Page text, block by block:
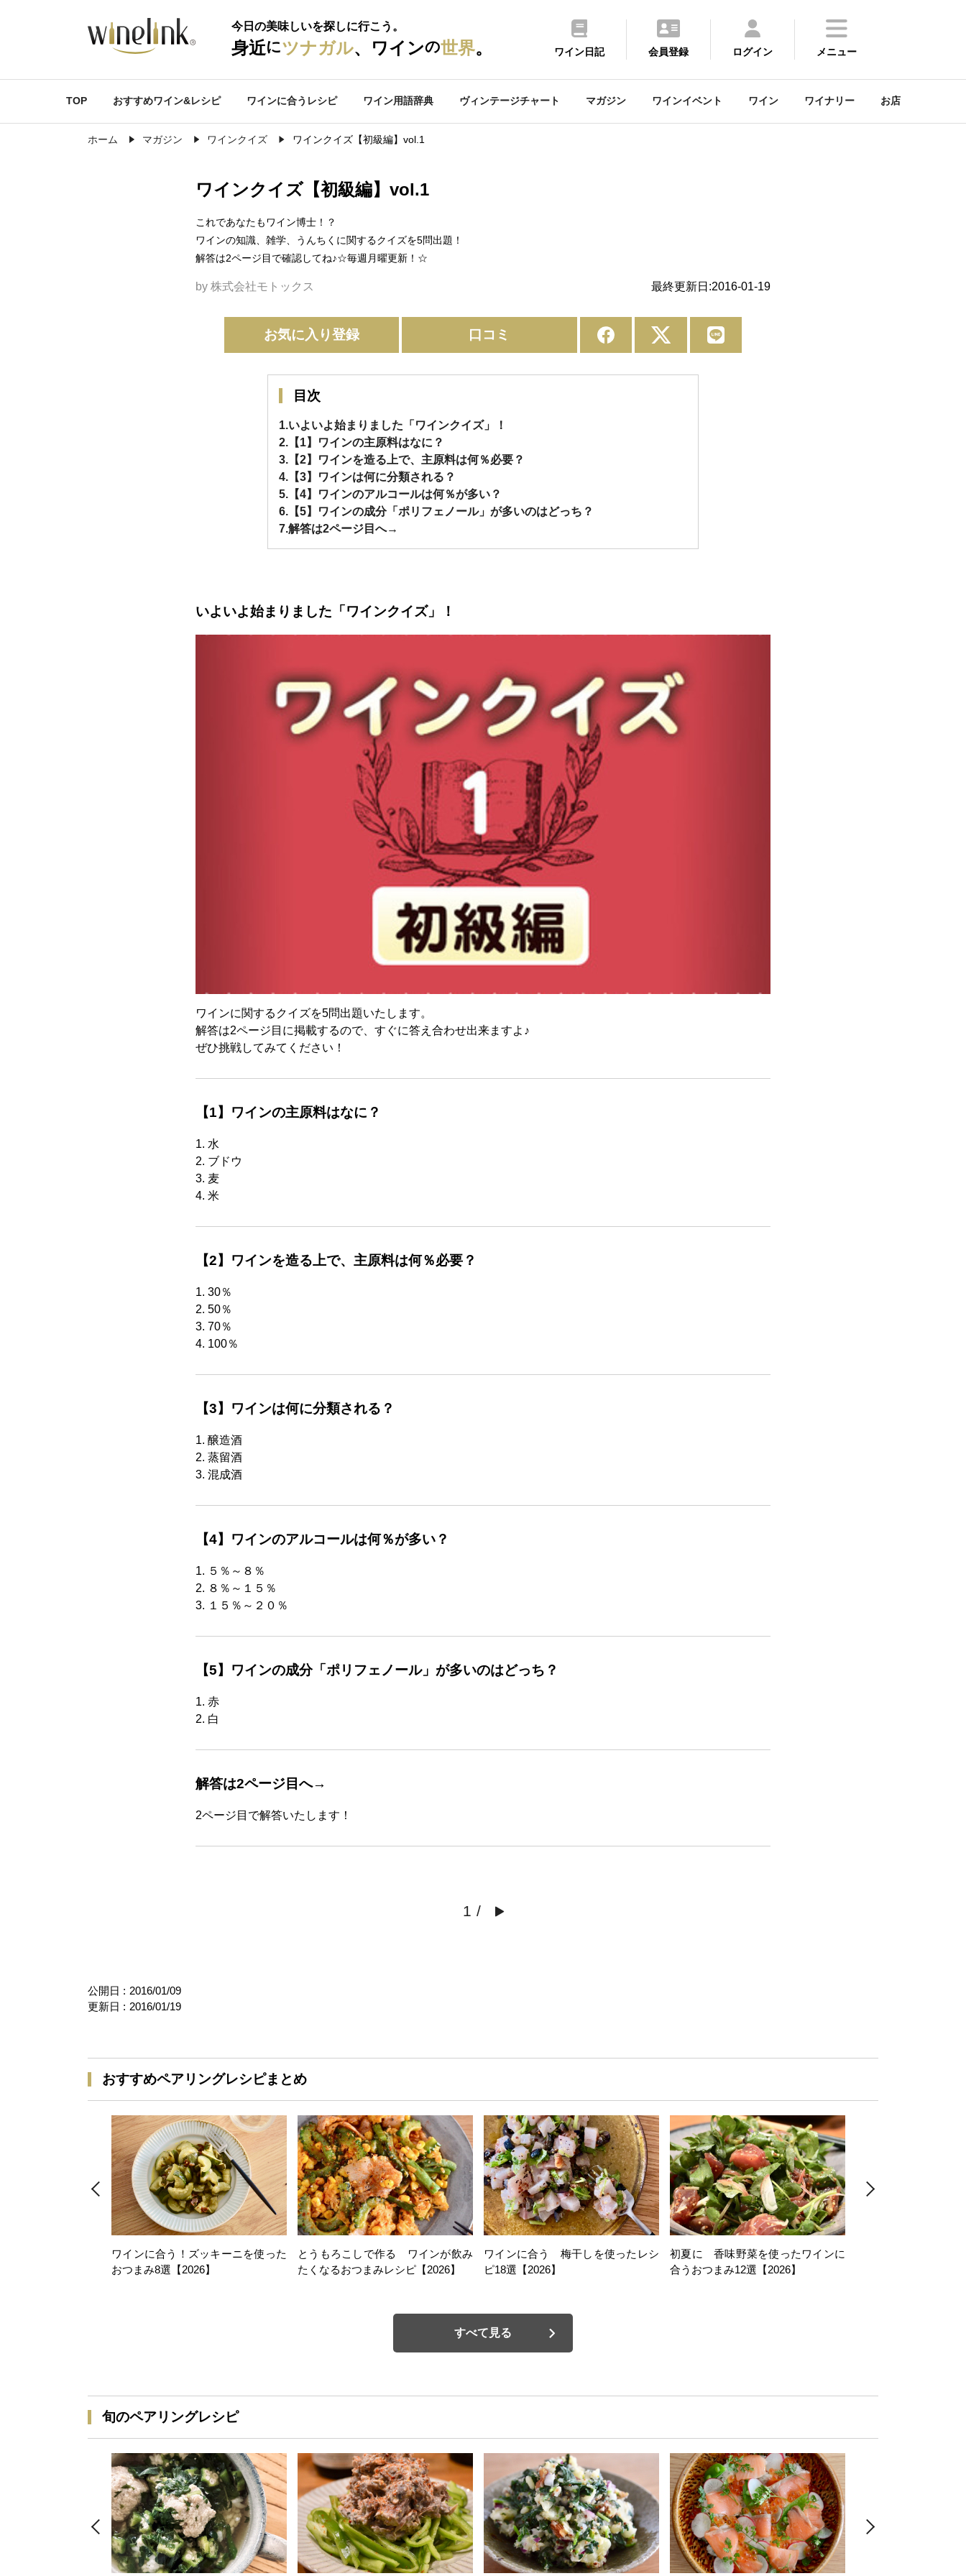
今日の美味しいを探しに行こう。
身近にツナガル、ワインの世界。 ワイン日記 会員登録 ログイン メニュー
TOP おすすめワイン&レシピ ワインに合うレシピ ワイン用語辞典 ヴィンテージチャート マガジン ワインイベント ワイン ワイナリー お店
ホーム マガジン ワインクイズ ワインクイズ【初級編】vol.1
ワインクイズ【初級編】vol.1
これであなたもワイン博士！？
ワインの知識、雑学、うんちくに関するクイズを5問出題！
解答は2ページ目で確認してね♪☆毎週月曜更新！☆
by 株式会社モトックス 最終更新日:2016-01-19
お気に入り登録 口コミ
目次
1.いよいよ始まりました「ワインクイズ」！
2.【1】ワインの主原料はなに？
3.【2】ワインを造る上で、主原料は何％必要？
4.【3】ワインは何に分類される？
5.【4】ワインのアルコールは何％が多い？
6.【5】ワインの成分「ポリフェノール」が多いのはどっち？
7.解答は2ページ目へ→
いよいよ始まりました「ワインクイズ」！
ワインに関するクイズを5問出題いたします。
解答は2ページ目に掲載するので、すぐに答え合わせ出来ますよ♪
ぜひ挑戦してみてください！
【1】ワインの主原料はなに？
1. 水
2. ブドウ
3. 麦
4. 米
【2】ワインを造る上で、主原料は何％必要？
1. 30％
2. 50％
3. 70％
4. 100％
【3】ワインは何に分類される？
1. 醸造酒
2. 蒸留酒
3. 混成酒
【4】ワインのアルコールは何％が多い？
1. ５％～８％
2. ８％～１５％
3. １５％～２０％
【5】ワインの成分「ポリフェノール」が多いのはどっち？
1. 赤
2. 白
解答は2ページ目へ→
2ページ目で解答いたします！
1 /
公開日 : 2016/01/09
更新日 : 2016/01/19
おすすめペアリングレシピまとめ
ワインに合う！ズッキーニを使った
おつまみ8選【2026】
とうもろこしで作る ワインが飲み
たくなるおつまみレシピ【2026】
ワインに合う 梅干しを使ったレシ
ピ18選【2026】
初夏に 香味野菜を使ったワインに
合うおつまみ12選【2026】
すべて見る
旬のペアリングレシピ